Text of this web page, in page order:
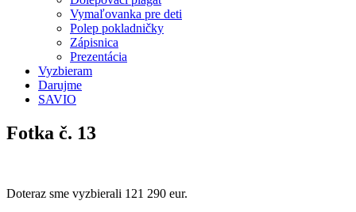
Vymaľovanka pre deti
Polep pokladničky
Zápisnica
Prezentácia
Vyzbieram
Darujme
SAVIO
Fotka č. 13
Doteraz sme vyzbierali 121 290 eur.